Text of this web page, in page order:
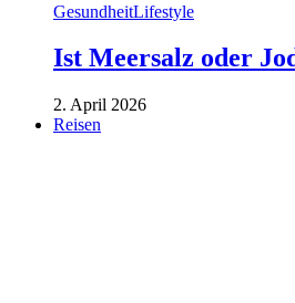
GesundheitLifestyle
Ist Meersalz oder
2. April 2026
Reisen